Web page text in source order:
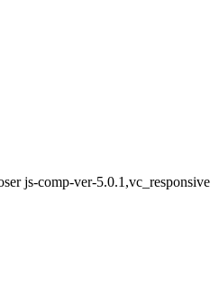
js-comp-ver-5.0.1,vc_responsive